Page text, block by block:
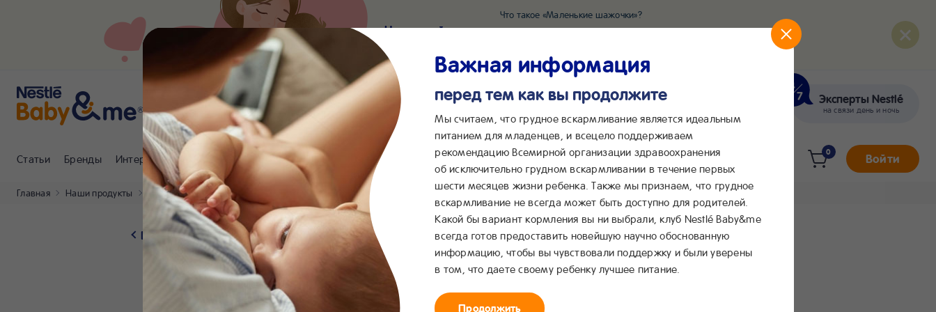
Что такое «Маленькие шажочки»?
Наш новый суперсервис для отслеживания развития вашего малыша
*2055 Сообщения в ВКонтакте Эксперты Nestlé
на связи день и ночь
Статьи Бренды Интернет-магазин Клуб Nestlé Baby&me Сервисы Бейбимания
0 Войти
Главная Наши продукты Отзывы об овощном пюре Gerber® «Только тыква»
Вернуться на страницу продукта
Отзывы об овощном пюре
Важная информация
перед тем как вы продолжите
Мы считаем, что грудное вскармливание является идеальным
питанием для младенцев, и всецело поддерживаем
рекомендацию Всемирной организации здравоохранения
об исключительно грудном вскармливании в течение первых
шести месяцев жизни ребенка. Также мы признаем, что грудное
вскармливание не всегда может быть доступно для родителей.
Какой бы вариант кормления вы ни выбрали, клуб Nestlé Baby&me
всегда готов предоставить новейшую научно обоснованную
информацию, чтобы вы чувствовали поддержку и были уверены
в том, что даете своему ребенку лучшее питание.
Продолжить